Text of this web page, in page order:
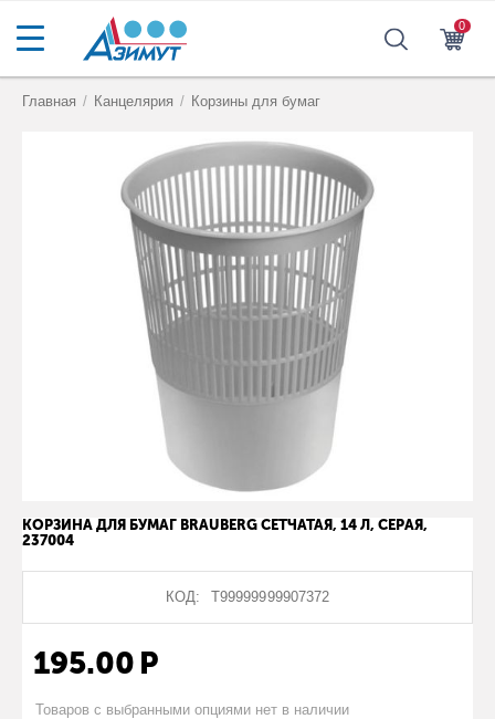
0
Главная / Канцелярия / Корзины для бумаг
КОРЗИНА ДЛЯ БУМАГ BRAUBERG СЕТЧАТАЯ, 14 Л, СЕРАЯ,
237004
КОД: Т99999999907372
195.00 Р
Товаров с выбранными опциями нет в наличии